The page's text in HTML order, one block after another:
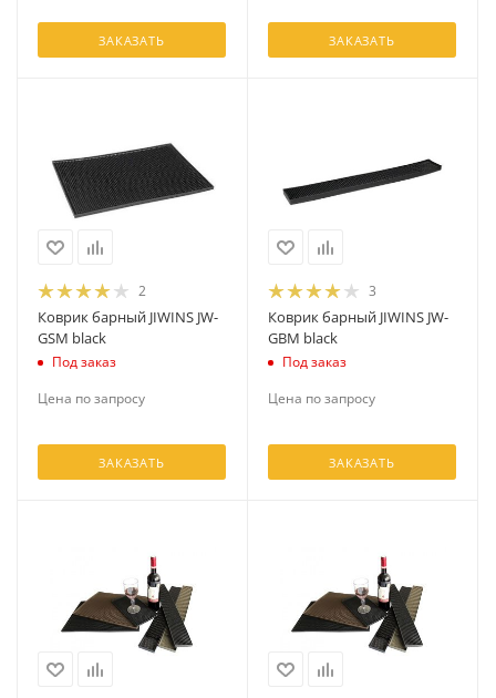
ЗАКАЗАТЬ ЗАКАЗАТЬ
2
Коврик барный JIWINS JW-
GSM black
Под заказ
Цена по запросу
ЗАКАЗАТЬ
3
Коврик барный JIWINS JW-
GBM black
Под заказ
Цена по запросу
ЗАКАЗАТЬ